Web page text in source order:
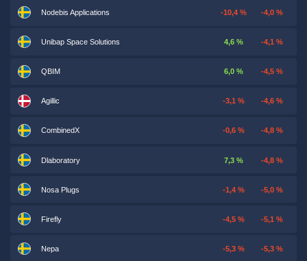
Nodebis Applications -10,4 % -4,0 %
Unibap Space Solutions 4,6 % -4,1 %
QBIM 6,0 % -4,5 %
Agillic -3,1 % -4,6 %
CombinedX -0,6 % -4,8 %
Dlaboratory 7,3 % -4,8 %
Nosa Plugs -1,4 % -5,0 %
Firefly -4,5 % -5,1 %
Nepa -5,3 % -5,3 %